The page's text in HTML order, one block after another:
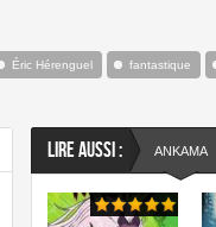
Éric Hérenguel fantastique
LIRE AUSSI : ANKAMA